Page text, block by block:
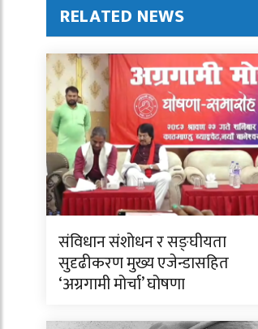
RELATED NEWS
संविधान संशोधन र सङ्घीयता
सुदृढीकरण मुख्य एजेन्डासहित
‘अग्रगामी मोर्चा’ घोषणा